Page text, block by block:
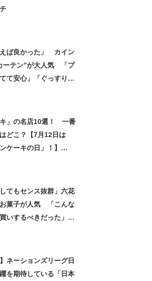
えば良かった」 カイン
ーテン”が大人気 「プ
て安心」「ぐっすり眠
」の名店10選！ 一番
どこ？【7月12日は
ケーキの日」！】
てもセンス抜群」六花
菓子が人気 「こんな
いするべきだった」
ネーションズリーグ日
を期待している「日本